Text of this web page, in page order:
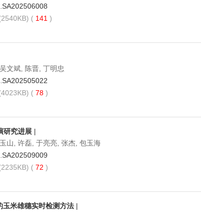
( 141 )
文斌, 陈晋, 丁明忠
( 78 )
研究进展 |
山, 许磊, 于亮亮, 张杰, 包玉海
( 72 )
米雄穗实时检测方法 |